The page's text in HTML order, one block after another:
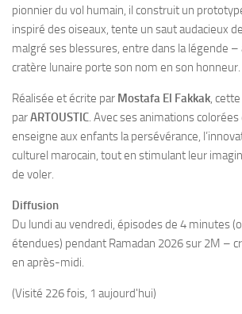
pionnier du vol humain, il construit un
inspiré des oiseaux, tente un saut audacieux
malgré ses blessures, entre dans la légende –
cratère lunaire porte son nom en son honneur.
Réalisée et écrite par Mostafa El Fakkak,
parARTOUSTIC. Avec ses animations
enseigne aux enfants la persévérance,
culturel marocain, tout en stimulant leur
de voler.
Diffusion
Du lundi au vendredi, épisodes de 4 minutes
étendues) pendant Ramadan 2026 sur 2M –
en après-midi.
(Visité 226 fois, 1 aujourd'hui)